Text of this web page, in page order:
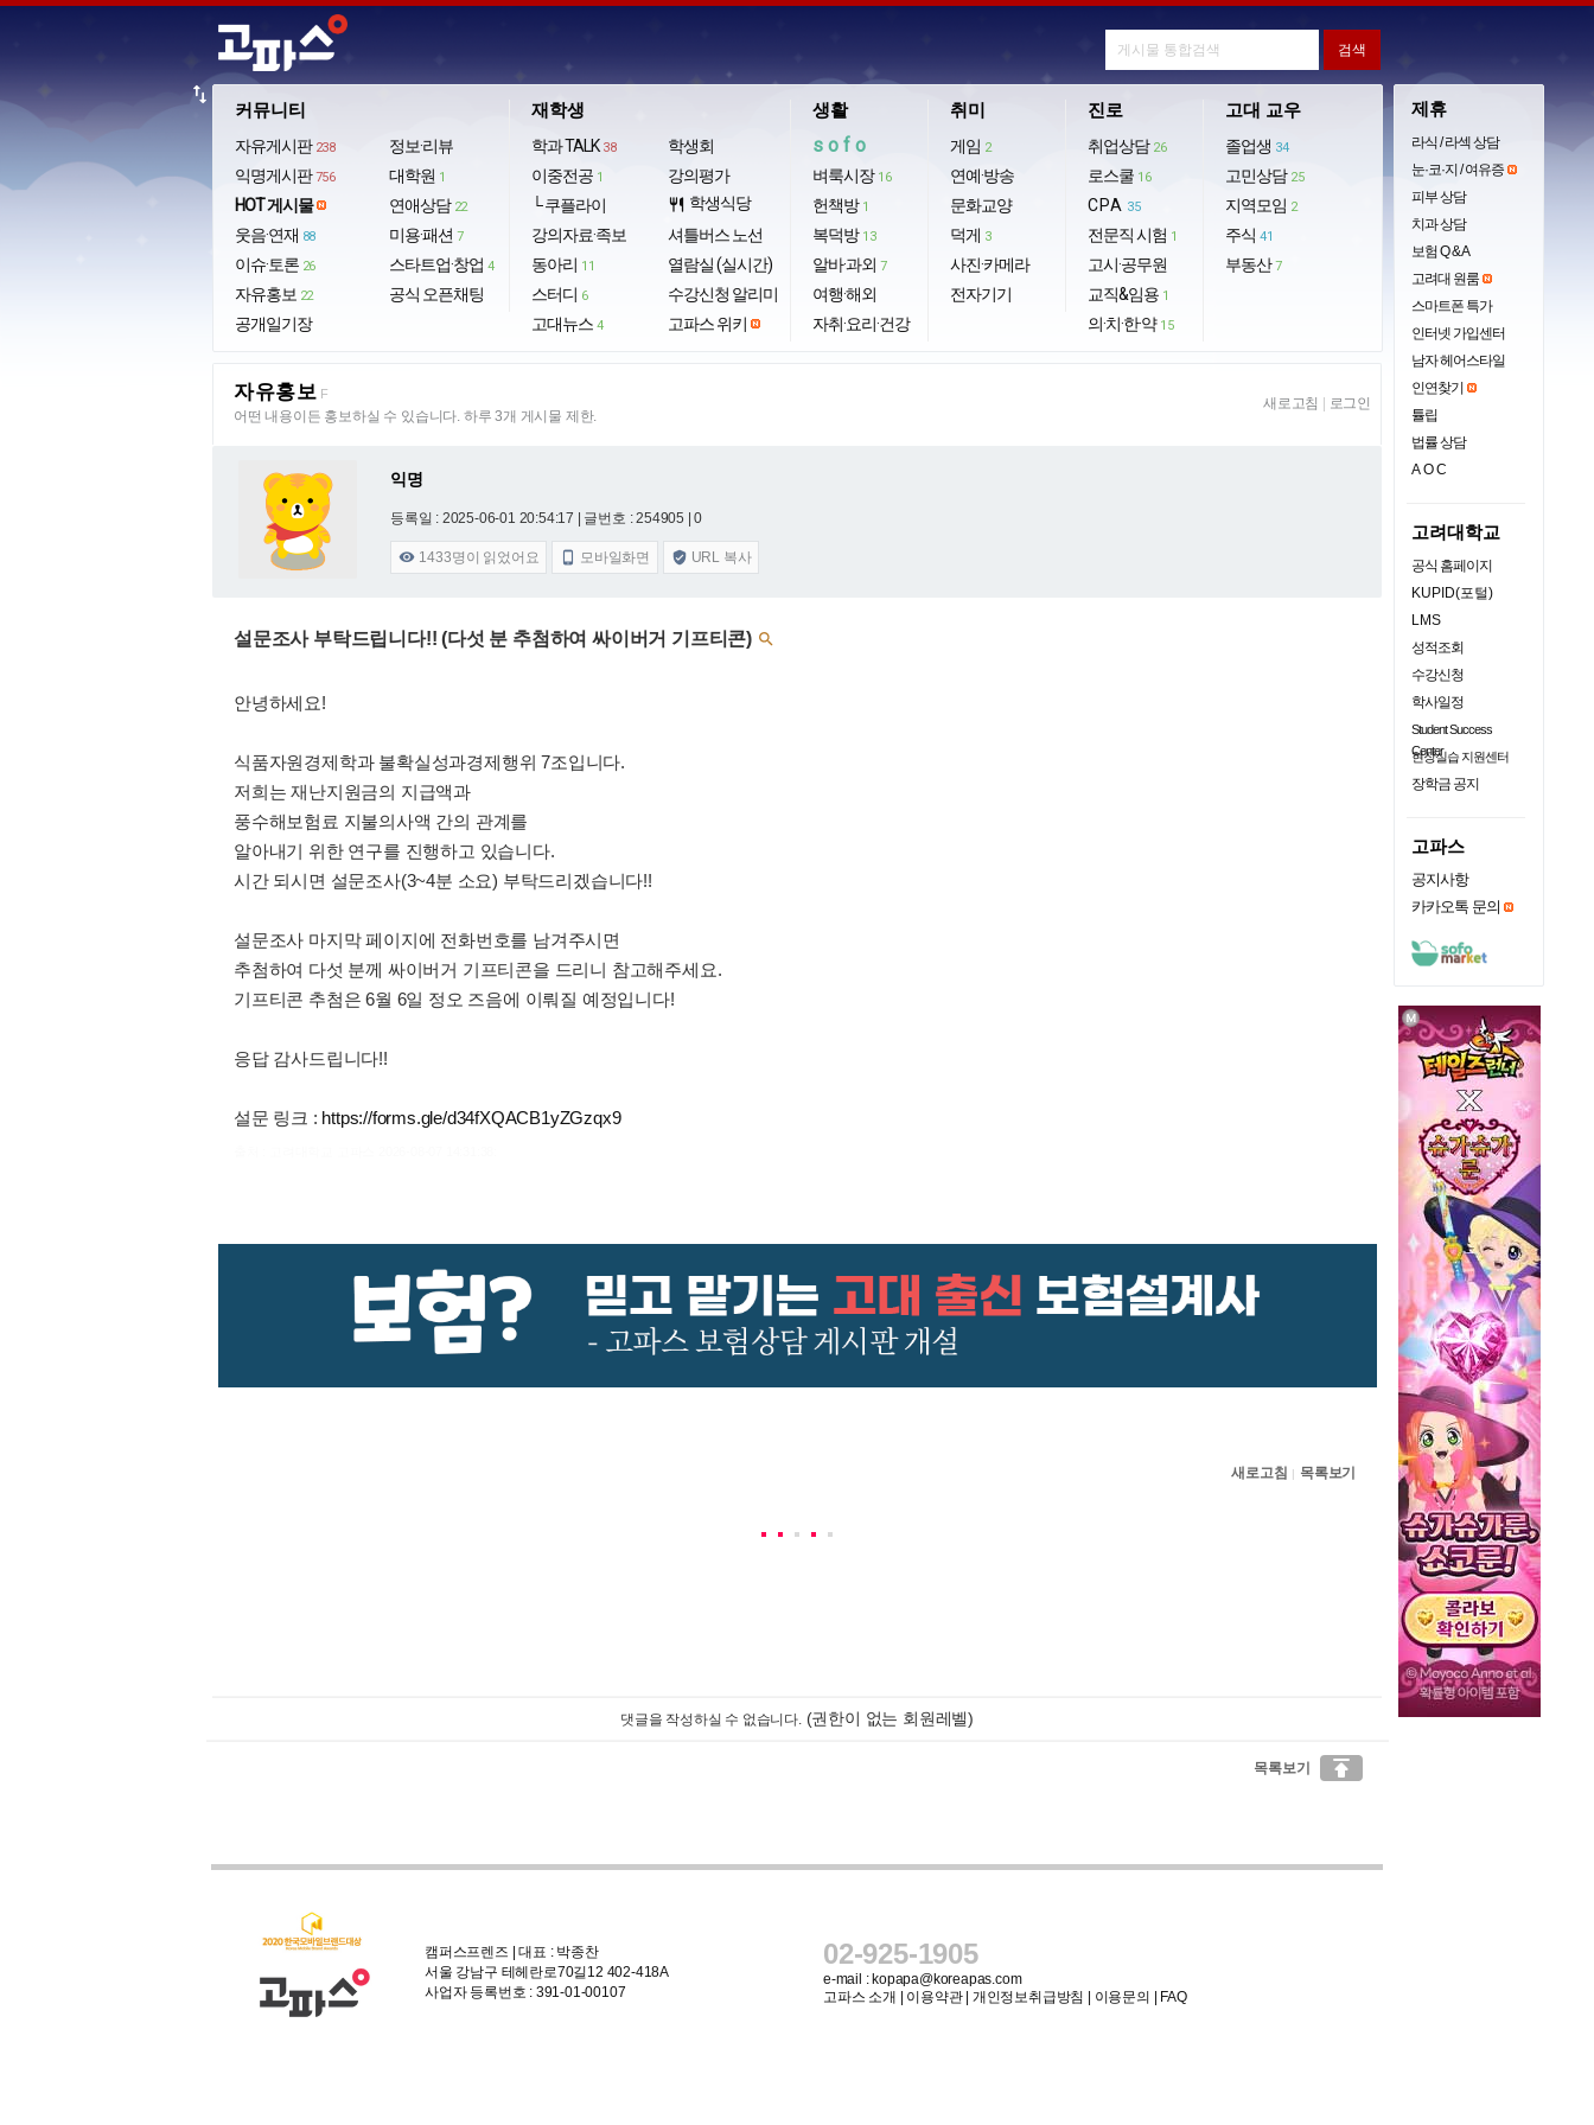
커뮤니티
자유게시판 238
익명게시판 756
HOT 게시물
웃음·연재 88
이슈·토론 26
자유홍보 22
공개일기장
정보·리뷰
대학원 1
연애상담 22
미용·패션 7
스타트업·창업 4
공식 오픈채팅
재학생
학과 TALK 38
이중전공 1
└ 쿠플라이
강의자료·족보
동아리 11
스터디 6
고대뉴스 4
학생회
강의평가
restaurant 학생식당
셔틀버스 노선
열람실 (실시간)
수강신청 알리미
고파스 위키
생활
sofo
벼룩시장 16
헌책방 1
복덕방 13
알바·과외 7
여행·해외
자취·요리·건강
취미
게임 2
연예·방송
문화교양
덕게 3
사진·카메라
전자기기
진로
취업상담 26
로스쿨 16
CPA 35
전문직 시험 1
고시·공무원
교직&임용 1
의·치·한·약 15
고대 교우
졸업생 34
고민상담 25
지역모임 2
주식 41
부동산 7
import_export
자유홍보 F
어떤 내용이든 홍보하실 수 있습니다. 하루 3개 게시물 제한.
새로고침 로그인
익명
등록일 : 2025-06-01 20:54:17 | 글번호 : 254905 | 0
 1433명이 읽었어요  모바일화면  URL 복사
설문조사 부탁드립니다!! (다섯 분 추첨하여 싸이버거 기프티콘) 
안녕하세요!
식품자원경제학과 불확실성과경제행위 7조입니다.
저희는 재난지원금의 지급액과
풍수해보험료 지불의사액 간의 관계를
알아내기 위한 연구를 진행하고 있습니다.
시간 되시면 설문조사(3~4분 소요) 부탁드리겠습니다!!
설문조사 마지막 페이지에 전화번호를 남겨주시면
추첨하여 다섯 분께 싸이버거 기프티콘을 드리니 참고해주세요.
기프티콘 추첨은 6월 6일 정오 즈음에 이뤄질 예정입니다!
응답 감사드립니다!!
설문 링크 : https://forms.gle/d34fXQACB1yZGzqx9
새로고침 | 목록보기
댓글을 작성하실 수 없습니다. (권한이 없는 회원레벨)
목록보기 
제휴
라식 / 라섹 상담
눈·코·지 / 여유증
피부 상담
치과 상담
보험 Q & A
고려대 원룸
스마트폰 특가
인터넷 가입센터
남자 헤어스타일
인연찾기
튤립
법률 상담
AOC
고려대학교
공식 홈페이지
KUPID(포털)
LMS
성적조회
수강신청
학사일정
Student Success
Center
현장실습 지원센터
장학금 공지
고파스
공지사항
카카오톡 문의
캠퍼스프렌즈 | 대표 : 박종찬
서울 강남구 테헤란로70길12 402-418A
사업자 등록번호 : 391-01-00107
02-925-1905
e-mail : kopapa@koreapas.com
고파스 소개
이용약관| 개인정보취급방침 이용문의 FAQ